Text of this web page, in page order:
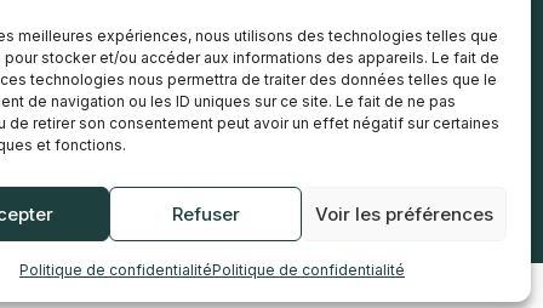
meilleures expériences, nous utilisons des technologies telles que
stocker et/ou accéder aux informations des appareils. Le fait de
technologies nous permettra de traiter des données telles que le
de navigation ou les ID uniques sur ce site. Le fait de ne pas
de retirer son consentement peut avoir un effet négatif sur certaines
et fonctions.
Refuser Voir les préférences
Politique de confidentialitéPolitique de confidentialité